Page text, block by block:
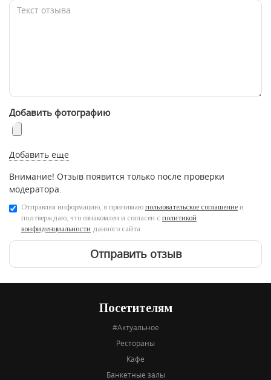
Добавить фотографию
Добавить еще
Внимание! Отзыв появится только после проверки
модератора.
Отправляя информацию, я принимаю пользовательское соглашение и
подтверждаю, что ознакомлен и согласен с политикой
конфиденциальности данного сайта
Отправить отзыв
Посетителям
#Актуальное
Рестораны
Кафе
Банкетные залы